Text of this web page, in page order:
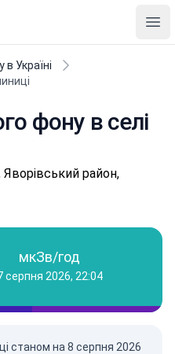
Україні
фону в селі
район,
мкЗв/год
серпня 2026, 22:04
станом на 8 серпня 2026